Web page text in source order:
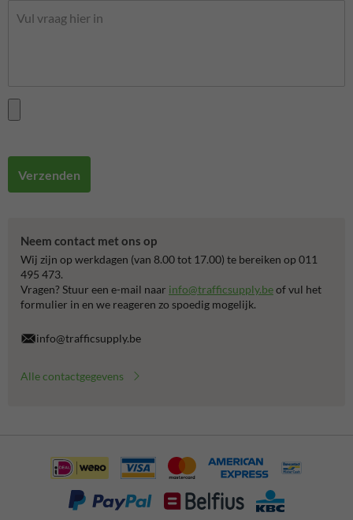
Verzenden
Neem contact met ons op
Wij zijn op werkdagen (van 8.00 tot 17.00) te bereiken op 011
495 473.
Vragen? Stuur een e-mail naar info@trafficsupply.beof vul het
formulier in en we reageren zo spoedig mogelijk.
info@trafficsupply.be
Alle contactgegevens